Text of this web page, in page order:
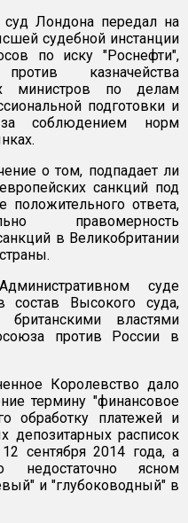
Лондона передал на
судебной инстанции
по иску "Роснефти",
казначейства
министров по делам
подготовки и
соблюдением норм
о том, подпадает ли
санкций под
ответа,
правомерность
в Великобритании
суде
состав Высокого суда,
властями
против России в
Королевство дало
термину "финансовое
обработку платежей и
депозитарных расписок
сентября 2014 года, а
ясном
и "глубоководный" в